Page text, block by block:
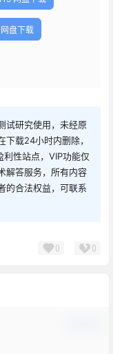
盘下载
试研究使用，未经原
载24小时内删除，
利性站点，VIP功能仅
解答服务，所有内容
的合法权益，可联系
0 0